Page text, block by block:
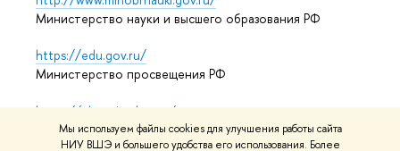
Мы используем файлы cookies для улучшения работы сайта
НИУ ВШЭ и большего удобства его использования. Более
Министерство науки и высшего образования РФ
https://edu.gov.ru/
Министерство просвещения РФ
https://elearning.hse.ru/mooc
Массовые открытые онлайн-курсы